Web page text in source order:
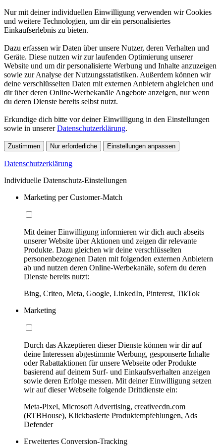
Nur mit deiner individuellen Einwilligung verwenden wir Cookies
und weitere Technologien, um dir ein personalisiertes
Einkaufserlebnis zu bieten.
Dazu erfassen wir Daten über unsere Nutzer, deren Verhalten und
Geräte. Diese nutzen wir zur laufenden Optimierung unserer
Website und um dir personalisierte Werbung und Inhalte anzuzeigen
sowie zur Analyse der Nutzungsstatistiken. Außerdem können wir
deine verschlüsselten Daten mit externen Anbietern abgleichen und
dir über deren Online-Werbekanäle Angebote anzeigen, nur wenn
du deren Dienste bereits selbst nutzt.
Erkundige dich bitte vor deiner Einwilligung in den Einstellungen
sowie in unsererDatenschutzerklärung.
Zustimmen Nur erforderliche Einstellungen anpassen
Datenschutzerklärung
Individuelle Datenschutz-Einstellungen
Marketing per Customer-Match
Mit deiner Einwilligung informieren wir dich auch abseits
unserer Website über Aktionen und zeigen dir relevante
Produkte. Dazu gleichen wir deine verschlüsselten
personenbezogenen Daten mit folgenden externen Anbietern
ab und nutzen deren Online-Werbekanäle, sofern du deren
Dienste bereits nutzt:
Bing, Criteo, Meta, Google, LinkedIn, Pinterest, TikTok
Marketing
Durch das Akzeptieren dieser Dienste können wir dir auf
deine Interessen abgestimmte Werbung, gesponserte Inhalte
oder Rabattaktionen für unsere Webseite oder Produkte
basierend auf deinem Surf- und Einkaufsverhalten anzeigen
sowie deren Erfolge messen. Mit deiner Einwilligung setzen
wir auf dieser Webseite folgende Drittdienste ein:
Meta-Pixel, Microsoft Advertising, creativecdn.com
(RTBHouse), Klickbasierte Produktempfehlungen, Ads
Defender
Erweitertes Conversion-Tracking